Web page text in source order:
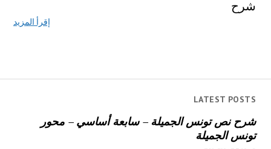
LATEST POSTS
شرح نص تونس الجميلة – سابعة أساسي – محور
تونس الجميلة
شرح
إقرأ المزيد